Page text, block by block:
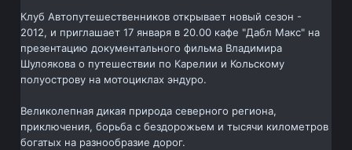
Клуб Автопутешественников открывает новый сезон -
2012, и приглашает 17 января в 20.00 кафе "Дабл Макс" на
презентацию документального фильма Владимира
Шулоякова о путешествии по Карелии и Кольскому
полуострову на мотоциклах эндуро.
Великолепная дикая природа северного региона,
приключения, борьба с бездорожьем и тысячи километров
богатых на разнообразие дорог.